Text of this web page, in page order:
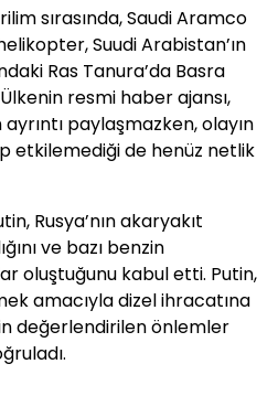
sırasında, Saudi Aramco
Suudi Arabistan’ın
Ras Tanura’da Basra
resmi haber ajansı,
paylaşmazken, olayın
etkilemediği de henüz netlik
Rusya’nın akaryakıt
ve bazı benzin
oluştuğunu kabul etti. Putin,
amacıyla dizel ihracatına
değerlendirilen önlemler